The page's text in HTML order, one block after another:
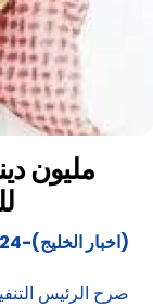
(اخبار الخليج)-18/03/2024
صرح الرئيس